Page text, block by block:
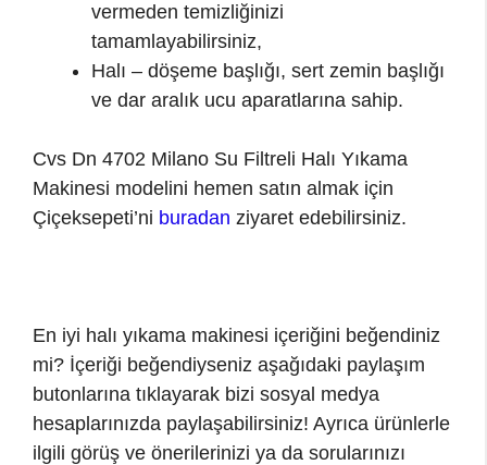
vermeden temizliğinizi
tamamlayabilirsiniz,
Halı – döşeme başlığı, sert zemin başlığı
ve dar aralık ucu aparatlarına sahip.
Cvs Dn 4702 Milano Su Filtreli Halı Yıkama
Makinesi modelini hemen satın almak için
Çiçeksepeti’ni buradan ziyaret edebilirsiniz.
En iyi halı yıkama makinesi içeriğini beğendiniz
mi? İçeriği beğendiyseniz aşağıdaki paylaşım
butonlarına tıklayarak bizi sosyal medya
hesaplarınızda paylaşabilirsiniz! Ayrıca ürünlerle
ilgili görüş ve önerilerinizi ya da sorularınızı